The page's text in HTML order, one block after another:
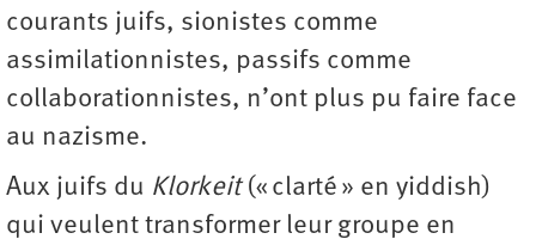
courants juifs, sionistes comme
assimilationnistes, passifs comme
collaborationnistes, n’ont plus pu faire face
au nazisme.
Aux juifs du Klorkeit(« clarté » en yiddish)
qui veulent transformer leur groupe en